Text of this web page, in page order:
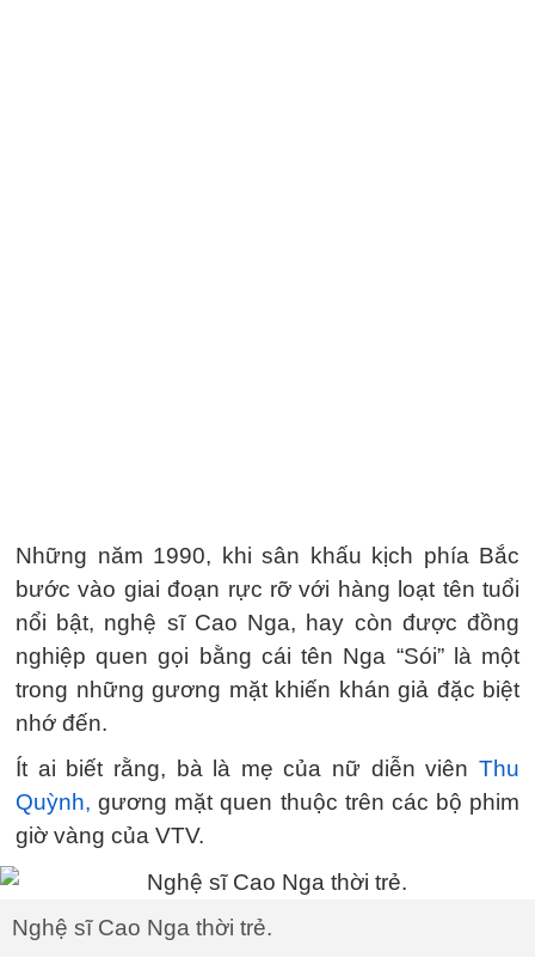
Những năm 1990, khi sân khấu kịch phía Bắc
bước vào giai đoạn rực rỡ với hàng loạt tên tuổi
nổi bật, nghệ sĩ Cao Nga, hay còn được đồng
nghiệp quen gọi bằng cái tên Nga “Sói” là một
trong những gương mặt khiến khán giả đặc biệt
nhớ đến.
Ít ai biết rằng, bà là mẹ của nữ diễn viên Thu
Quỳnh, gương mặt quen thuộc trên các bộ phim
giờ vàng của VTV.
Nghệ sĩ Cao Nga thời trẻ.